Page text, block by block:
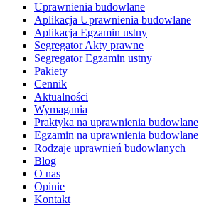
Uprawnienia budowlane
Aplikacja Uprawnienia budowlane
Aplikacja Egzamin ustny
Segregator Akty prawne
Segregator Egzamin ustny
Pakiety
Cennik
Aktualności
Wymagania
Praktyka na uprawnienia budowlane
Egzamin na uprawnienia budowlane
Rodzaje uprawnień budowlanych
Blog
O nas
Opinie
Kontakt